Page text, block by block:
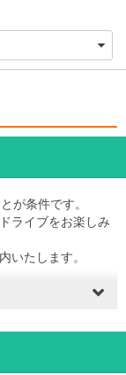
が条件です。
ライブをお楽しみ
いたします。
契約者様が同乗し